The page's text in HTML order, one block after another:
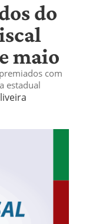
do
maio
com
estadual